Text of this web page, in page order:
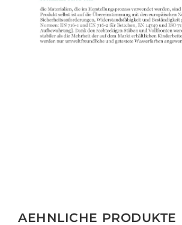
AEHNLICHE PRODUKTE